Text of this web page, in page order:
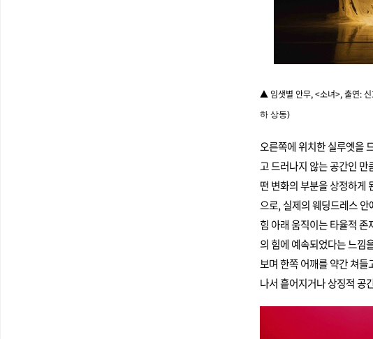
▲ 임샛별 안무, <소녀>, 출연: 신
하 상동)
오른쪽에 위치한 실루엣을
고 드러나지 않는 공간인
떤 변화의 부분을 상정하게
으로, 실제의 웨딩드레스
힘 아래 움직이는 타율적
의 힘에 예속되었다는 느
보며 한쪽 어깨를 약간 쳐
나서 흩어지거나 상징적 공